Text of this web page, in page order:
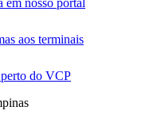
em nosso portal
aos terminais
perto do VCP